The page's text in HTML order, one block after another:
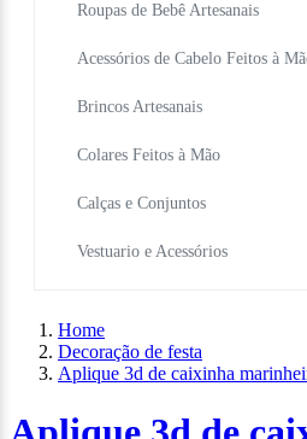
Roupas de Bebê Artesanais
Acessórios de Cabelo Feitos à
Brincos Artesanais
Colares Feitos à Mão
Calças e Conjuntos
Vestuario e Acessórios
Home
Decoração de festa
Aplique 3d de caixinha